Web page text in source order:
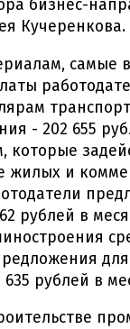
бизнес-
Кучеренкова.
самые
- 202 655
которые
жилых и
рублей в
635 рублей в